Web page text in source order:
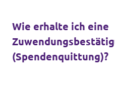
Wie erhalte ich eine
(Spendenquittung)?